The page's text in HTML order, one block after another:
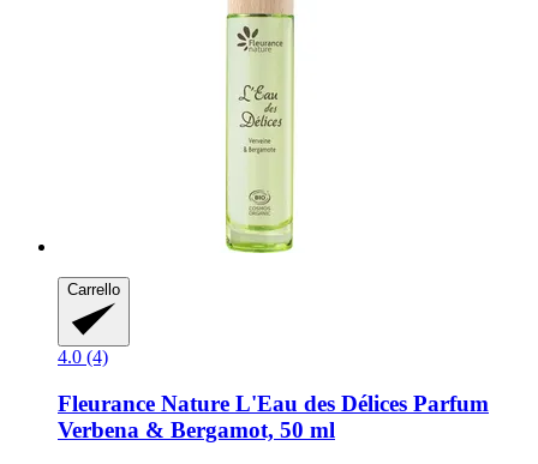
Carrello
4.0 (4)
Fleurance Nature L'Eau des Délices Parfum
Verbena & Bergamot, 50 ml